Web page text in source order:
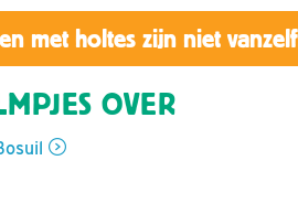
met holtes zijn niet
OVER